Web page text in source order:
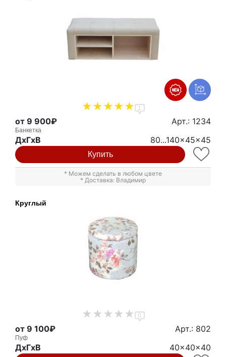
1
от 9 900₽ Арт.: 1234
Банкетка
ДxГxВ 80...140x45x45
Купить
* Можем сделать в любом цвете
* Доставка: Владимир
Круглый
0
от 9 100₽ Арт.: 802
Пуф
ДxГxВ 40x40x40